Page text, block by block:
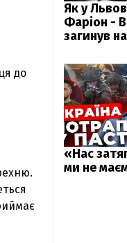
до
Як у
Фаріон -
загинув
«Нас
ми не